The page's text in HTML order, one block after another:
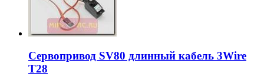
Сервопривод SV80 длинный кабель 3Wire
T28